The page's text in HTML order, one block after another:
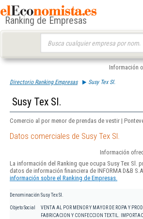
Ranking de Empresas
Información
Directorio Ranking Empresas Susy Tex Sl.
Susy Tex Sl.
Comercio al por menor de prendas de vestir |
Datos comerciales de Susy Tex Sl.
Información
La información del Ranking que ocupa Susy Tex Sl.
datos de información financiera de INFORMA D&B
información sobre el Ranking de Empresas.
Denominación Susy Tex Sl.
Objeto Social
VENTA AL POR MENOR Y MAYOR DE ROPA Y
FABRICACION Y CONFECCION TEXTIL.